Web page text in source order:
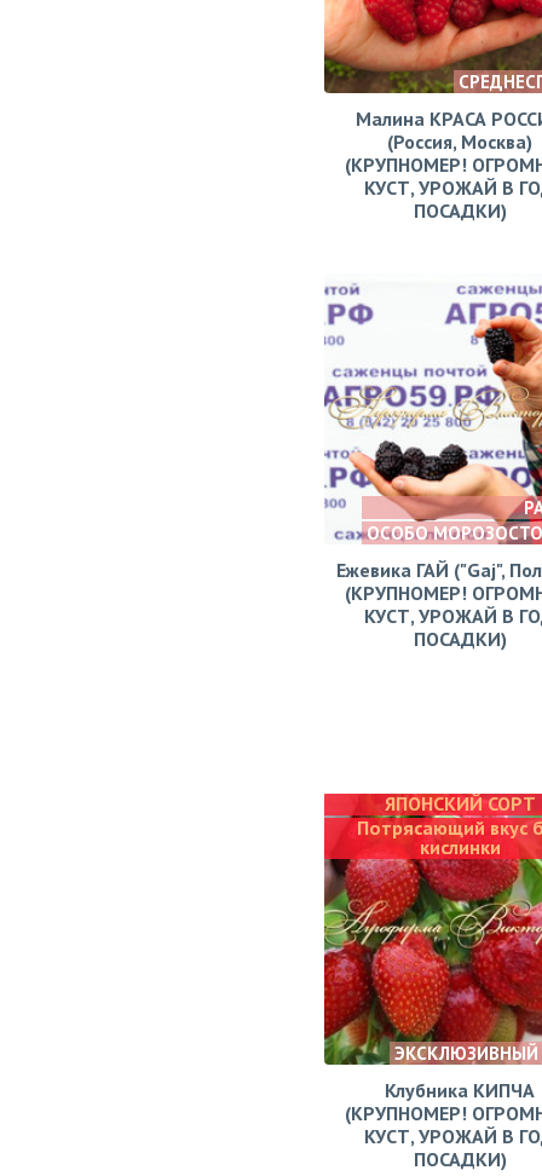
Малина КРАСА
(Россия, Москва)
(КРУПНОМЕР!
КУСТ, УРОЖАЙ В
ПОСАДКИ)
ОСОБО
Ежевика ГАЙ ("Gaj",
(КРУПНОМЕР!
КУСТ, УРОЖАЙ В
ПОСАДКИ)
ЯПОНСКИЙ СОРТ
Потрясающий вкус
кислинки
ЭКСКЛЮЗИВНЫЙ
Клубника КИПЧА
(КРУПНОМЕР!
КУСТ, УРОЖАЙ В
ПОСАДКИ)